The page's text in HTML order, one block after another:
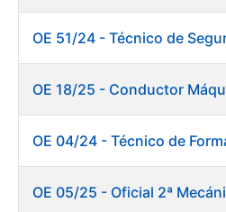
OE 04/24 - Técnico de